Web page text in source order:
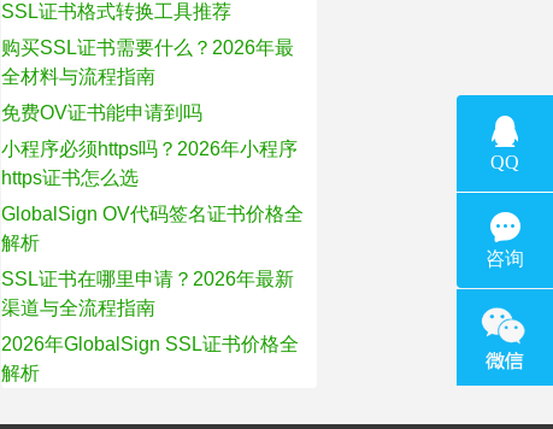
SSL证书格式转换工具推荐
购买SSL证书需要什么？2026年最
全材料与流程指南
免费OV证书能申请到吗
小程序必须https吗？2026年小程序
https证书怎么选
GlobalSign OV代码签名证书价格全
解析
SSL证书在哪里申请？2026年最新
渠道与全流程指南
2026年GlobalSign SSL证书价格全
解析